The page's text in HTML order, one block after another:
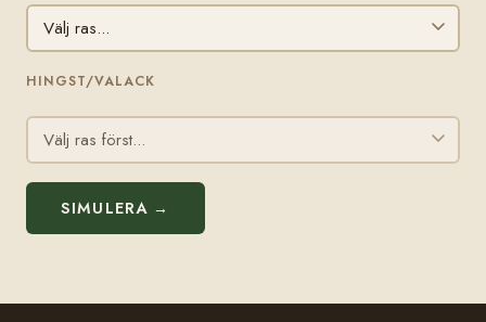
HINGST/VALACK
SIMULERA →